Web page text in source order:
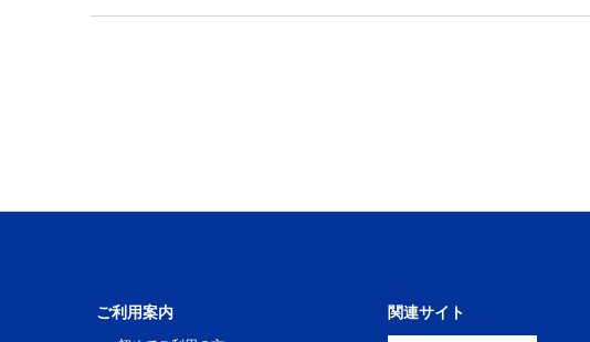
ご利用案内 関連サイト